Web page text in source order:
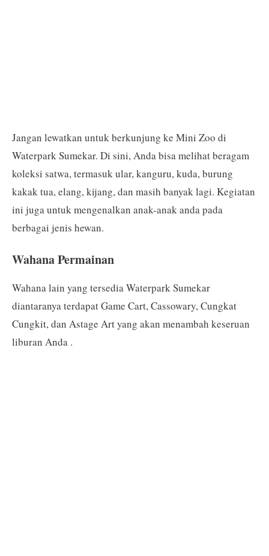
Jangan lewatkan untuk berkunjung ke Mini Zoo di
Waterpark Sumekar. Di sini, Anda bisa melihat beragam
koleksi satwa, termasuk ular, kanguru, kuda, burung
kakak tua, elang, kijang, dan masih banyak lagi. Kegiatan
ini juga untuk mengenalkan anak-anak anda pada
berbagai jenis hewan.
Wahana Permainan
Wahana lain yang tersedia Waterpark Sumekar
diantaranya terdapat Game Cart, Cassowary, Cungkat
Cungkit, dan Astage Art yang akan menambah keseruan
liburan Anda .